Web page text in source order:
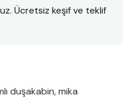
Ücretsiz keşif ve teklif
duşakabin,mika